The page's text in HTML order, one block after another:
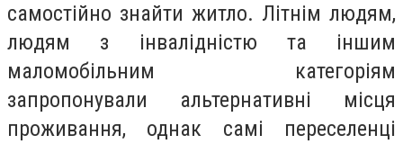
самостійно знайти житло. Літнім людям,
людям з інвалідністю та іншим
маломобільним категоріям
запропонували альтернативні місця
проживання, однак самі переселенці